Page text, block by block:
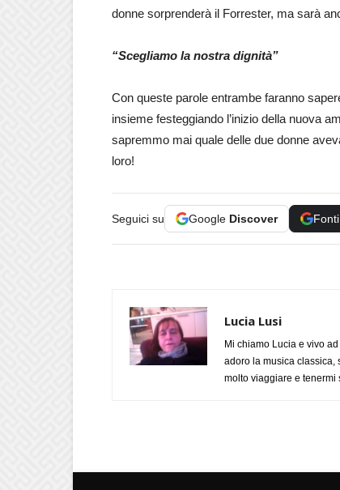
donne sorprenderà il Forrester, ma sarà
“Scegliamo la nostra dignità”
Con queste parole entrambe faranno
insieme festeggiando l’inizio della nuova
sapremmo mai quale delle due donne
loro!
Seguici su Google Discover Fonti
Lucia Lusi
Mi chiamo Lucia e vivo
adoro la musica classica,
molto viaggiare e tenermi